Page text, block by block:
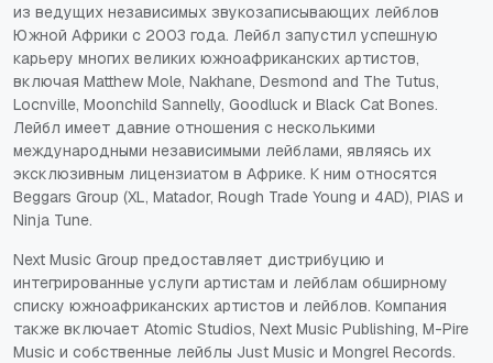
из ведущих независимых звукозаписывающих лейблов
Южной Африки с 2003 года. Лейбл запустил успешную
карьеру многих великих южноафриканских артистов,
включая Matthew Mole, Nakhane, Desmond and The Tutus,
Locnville, Moonchild Sannelly, Goodluck и Black Cat Bones.
Лейбл имеет давние отношения с несколькими
международными независимыми лейблами, являясь их
эксклюзивным лицензиатом в Африке. К ним относятся
Beggars Group (XL, Matador, Rough Trade Young и 4AD), PIAS и
Ninja Tune.
Next Music Group предоставляет дистрибуцию и
интегрированные услуги артистам и лейблам обширному
списку южноафриканских артистов и лейблов. Компания
также включает Atomic Studios, Next Music Publishing, M-Pire
Music и собственные лейблы Just Music и Mongrel Records.